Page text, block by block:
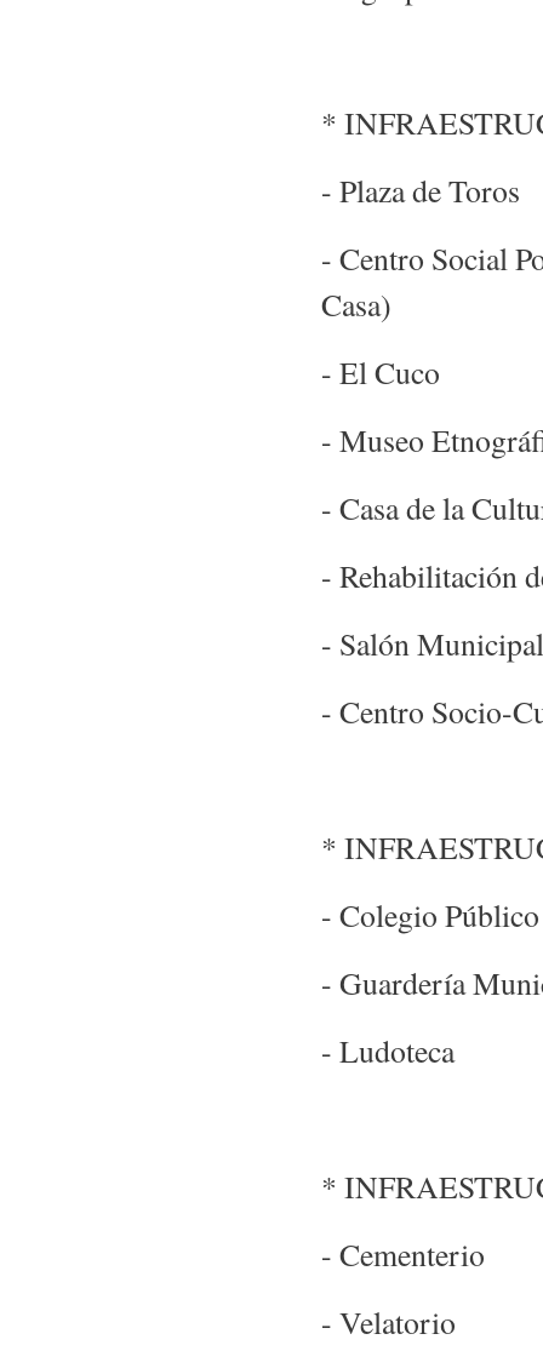
*
- Plaza de Toros
- Centro Social
Casa)
- El Cuco
- Museo
- Casa de la
- Rehabilitación
- Salón Municipal
- Centro Socio-
*
- Colegio
- Guardería
- Ludoteca
*
- Cementerio
- Velatorio